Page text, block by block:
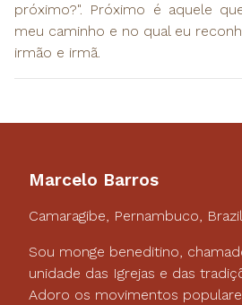
próximo?". Próximo é aquele
meu caminho e no qual eu
irmão e irmã.
Marcelo Barros
Camaragibe, Pernambuco, Brazil
Sou monge beneditino,
unidade das Igrejas e das
Adoro os movimentos